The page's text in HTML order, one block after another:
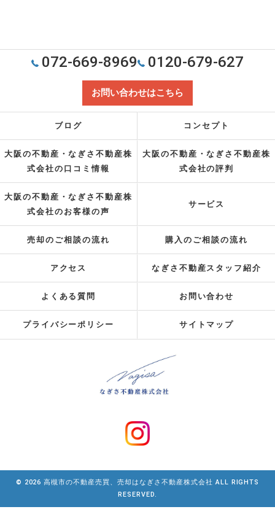
072-669-8969 0120-679-627
お問い合わせはこちら
ブログ コンセプト
大阪の不動産・なぎさ不動産株
式会社の口コミ情報
大阪の不動産・なぎさ不動産株
式会社の評判
大阪の不動産・なぎさ不動産株
式会社のお客様の声
サービス
売却のご相談の流れ 購入のご相談の流れ
アクセス なぎさ不動産スタッフ紹介
よくある質問 お問い合わせ
プライバシーポリシー サイトマップ
© 2026 高槻市の不動産売買、売却はなぎさ不動産株式会社 ALL RIGHTS
RESERVED.